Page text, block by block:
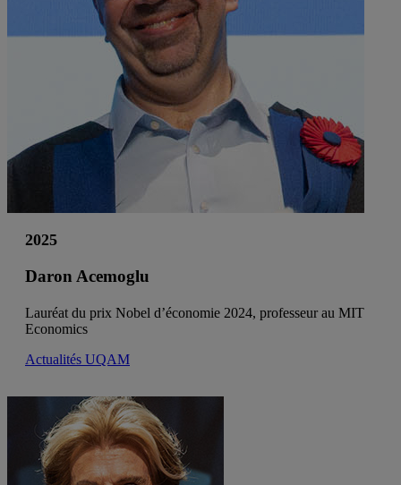
2025
Daron Acemoglu
Lauréat du prix Nobel d’économie 2024, professeur au MIT
Economics
Actualités UQAM